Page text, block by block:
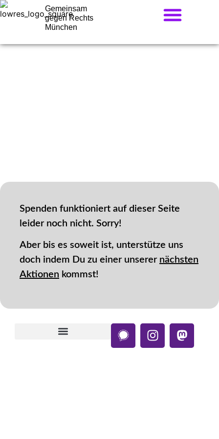
Gemeinsam
gegen Rechts
München
Spenden funktioniert auf dieser Seite
leider noch nicht. Sorry!
Aber bis es soweit ist, unterstütze uns
doch indem Du zu einer unserer nächsten
Aktionen kommst!